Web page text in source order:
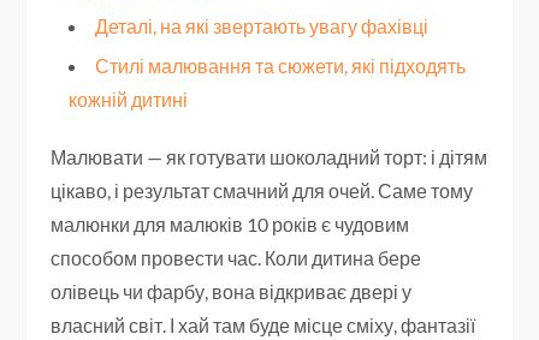
Деталі, на які звертають увагу фахівці
Стилі малювання та сюжети, які підходять
кожній дитині
Малювати — як готувати шоколадний торт: і дітям
цікаво, і результат смачний для очей. Саме тому
малюнки для малюків 10 років є чудовим
способом провести час. Коли дитина бере
олівець чи фарбу, вона відкриває двері у
власний світ. І хай там буде місце сміху, фантазії